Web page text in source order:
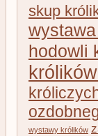
skup
hodowli
wystawy królików